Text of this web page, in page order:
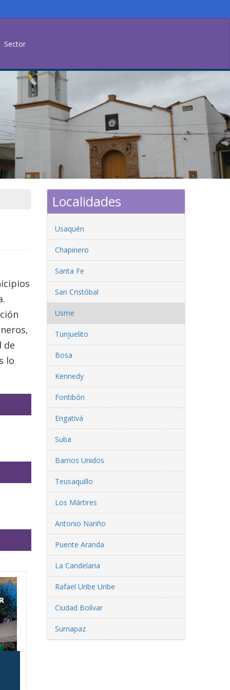
Sector
de
lo
Localidades
Usaquén
Chapinero
Santa Fe
San Cristóbal
Usme
Tunjuelito
Bosa
Kennedy
Fontibón
Engativá
Suba
Barrios Unidos
Teusaquillo
Los Mártires
Antonio Nariño
Puente Aranda
La Candelaria
Rafael Uribe Uribe
Ciudad Bolívar
Sumapaz